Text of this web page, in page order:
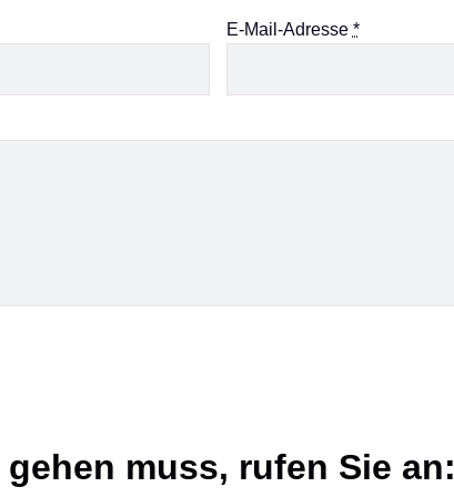
E-Mail-Adresse *
muss, rufen Sie an: